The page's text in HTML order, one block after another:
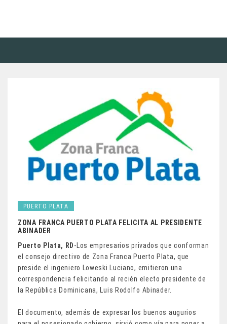
PUERTO PLATA
ZONA FRANCA PUERTO PLATA FELICITA AL PRESIDENTE
ABINADER
Puerto Plata, RD-Los empresarios privados que conforman
el consejo directivo de Zona Franca Puerto Plata, que
preside el ingeniero Loweski Luciano, emitieron una
correspondencia felicitando al recién electo presidente de
la República Dominicana, Luis Rodolfo Abinader.
El documento, además de expresar los buenos augurios